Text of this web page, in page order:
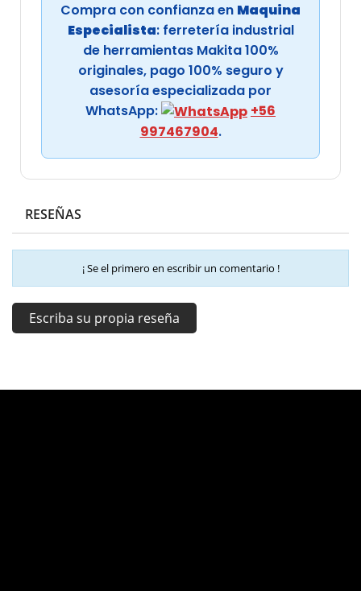
Compra con confianza en Maquina
Especialista: ferretería industrial
de herramientas Makita 100%
originales, pago 100% seguro y
asesoría especializada por
WhatsApp:
+56
997467904.
RESEÑAS
¡ Se el primero en escribir un comentario !
Escriba su propia reseña